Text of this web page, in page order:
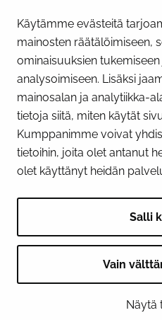
Käytämme evästeitä
mainosten räätälöimiseen,
ominaisuuksien
analysoimiseen. Lisäksi
mainosalan ja analytiikka-
tietoja siitä, miten käytät
Kumppanimme voivat
tietoihin, joita olet antanut
olet käyttänyt heidän
Salli
Vain
Näytä
Näytä
Facebook